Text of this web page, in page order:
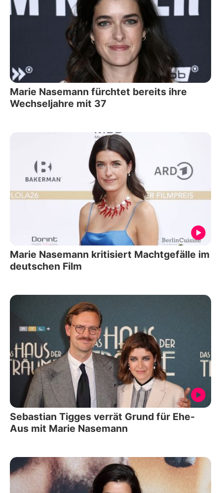
Marie Nasemann fürchtet bereits ihre
Wechseljahre mit 37
Marie Nasemann kritisiert Machtgefälle im
deutschen Film
Sebastian Tigges verrät Grund für Ehe-
Aus mit Marie Nasemann